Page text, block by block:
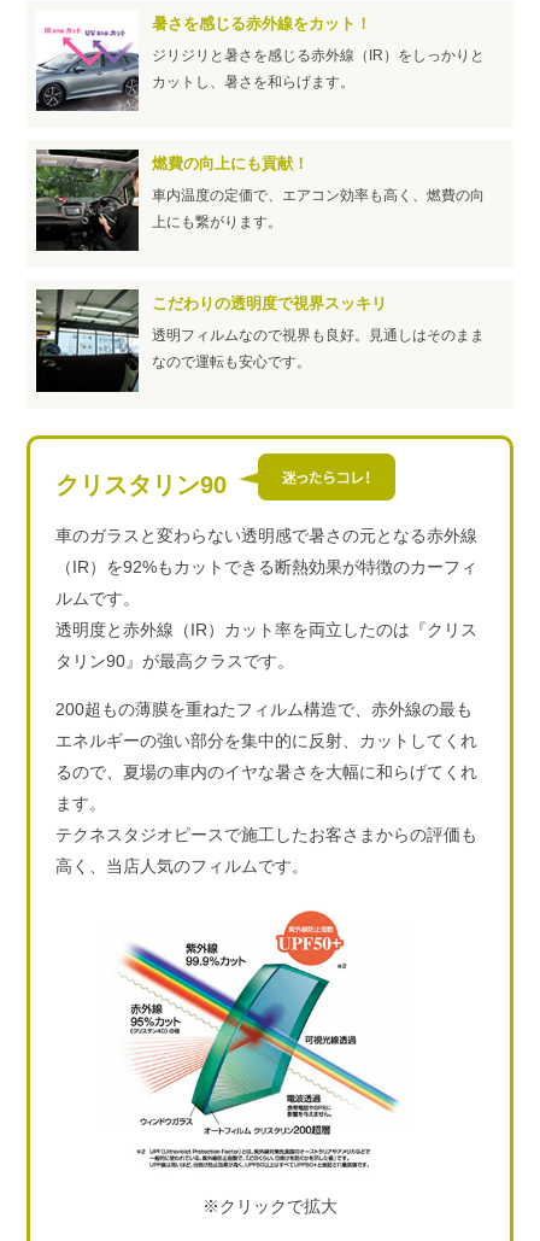
暑さを感じる赤外線をカット！
ジリジリと暑さを感じる赤外線（IR）をしっかりと
カットし、暑さを和らげます。
燃費の向上にも貢献！
車内温度の定価で、エアコン効率も高く、燃費の向
上にも繋がります。
こだわりの透明度で視界スッキリ
透明フィルムなので視界も良好。見通しはそのまま
なので運転も安心です。
クリスタリン90
車のガラスと変わらない透明感で暑さの元となる赤外線
（IR）を92%もカットできる断熱効果が特徴のカーフィ
ルムです。
透明度と赤外線（IR）カット率を両立したのは『クリス
タリン90』が最高クラスです。
200超もの薄膜を重ねたフィルム構造で、赤外線の最も
エネルギーの強い部分を集中的に反射、カットしてくれ
るので、夏場の車内のイヤな暑さを大幅に和らげてくれ
ます。
テクネスタジオピースで施工したお客さまからの評価も
高く、当店人気のフィルムです。
※クリックで拡大